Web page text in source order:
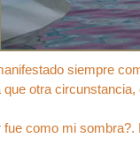
siempre
otra
fue como mi